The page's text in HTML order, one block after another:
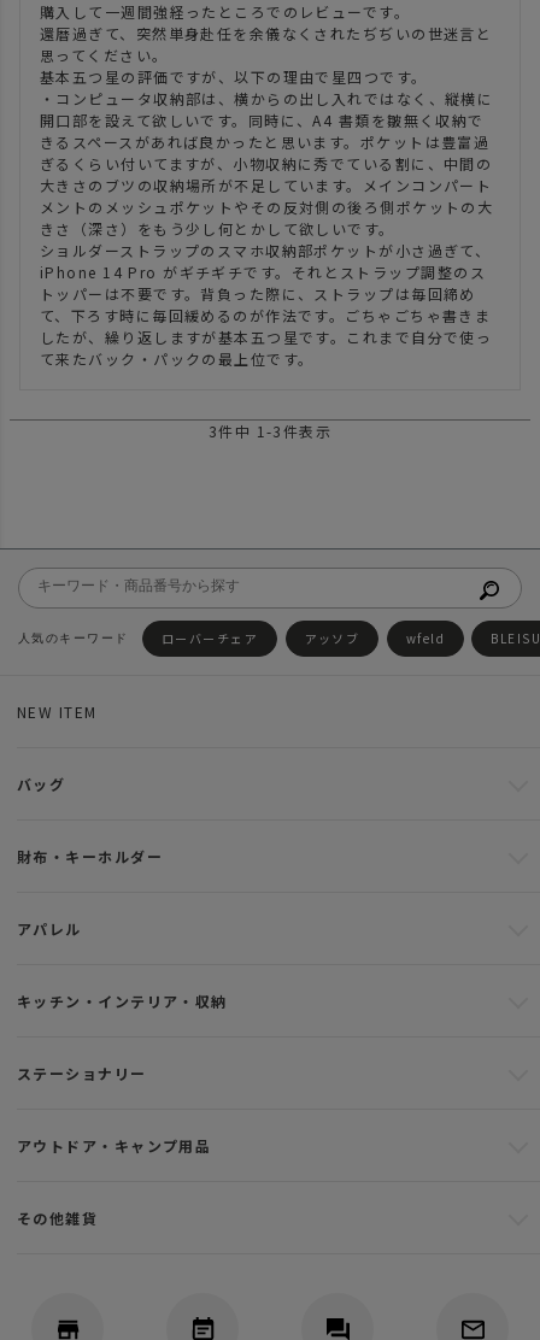
購入して一週間強経ったところでのレビューです。
還暦過ぎて、突然単身赴任を余儀なくされたぢぢいの世迷言と
思ってください。
基本五つ星の評価ですが、以下の理由で星四つです。
・コンピュータ収納部は、横からの出し入れではなく、縦横に
開口部を設えて欲しいです。同時に、A4 書類を皺無く収納で
きるスペースがあれば良かったと思います。ポケットは豊富過
ぎるくらい付いてますが、小物収納に秀でている割に、中間の
大きさのブツの収納場所が不足しています。メインコンパート
メントのメッシュポケットやその反対側の後ろ側ポケットの大
きさ（深さ）をもう少し何とかして欲しいです。
ショルダーストラップのスマホ収納部ポケットが小さ過ぎて、
iPhone 14 Pro がギチギチです。それとストラップ調整のス
トッパーは不要です。背負った際に、ストラップは毎回締め
て、下ろす時に毎回緩めるのが作法です。ごちゃごちゃ書きま
したが、繰り返しますが基本五つ星です。これまで自分で使っ
3件中 1 -3件表示
ローバーチェア アッソブ wfeld
NEW ITEM
バッグ
財布・キーホルダー
アパレル
キッチン・インテリア・収納
ステーショナリー
アウトドア・キャンプ用品
その他雑貨